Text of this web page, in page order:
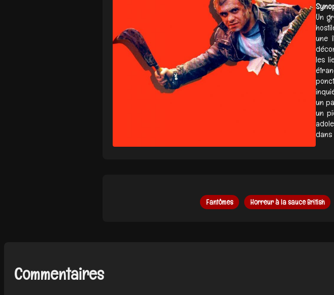
Un
une
les
un
un
dans
Fantômes Horreur à la sauce British
Commentaires